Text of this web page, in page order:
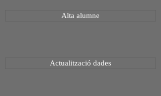
Alta alumne
Actualització dades